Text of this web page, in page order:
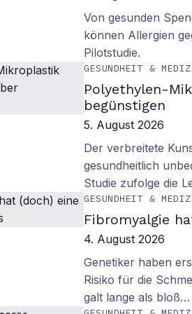
Von gesunden
können Allergien
Pilotstudie.
GESUNDHEIT &
Polyethylen-
begünstigen
5. August 2026
Der verbreitete
gesundheitlich
Studie zufolge die
GESUNDHEIT &
Fibromyalgie
4. August 2026
Genetiker haben
Risiko für die
galt lange als bloß…